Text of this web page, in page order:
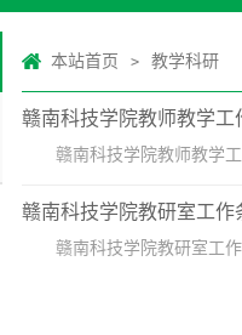
本站首页 > 教学科研
赣南科技学院教师教学工
赣南科技学院教师教学
赣南科技学院教研室工作
赣南科技学院教研室工